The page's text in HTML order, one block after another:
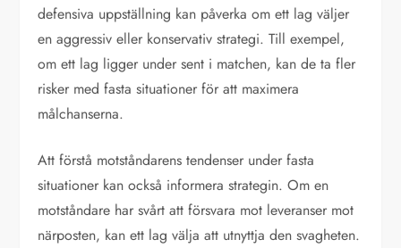
defensiva uppställning kan påverka om ett lag väljer
en aggressiv eller konservativ strategi. Till exempel,
om ett lag ligger under sent i matchen, kan de ta fler
risker med fasta situationer för att maximera
målchanserna.
Att förstå motståndarens tendenser under fasta
situationer kan också informera strategin. Om en
motståndare har svårt att försvara mot leveranser mot
närposten, kan ett lag välja att utnyttja den svagheten.